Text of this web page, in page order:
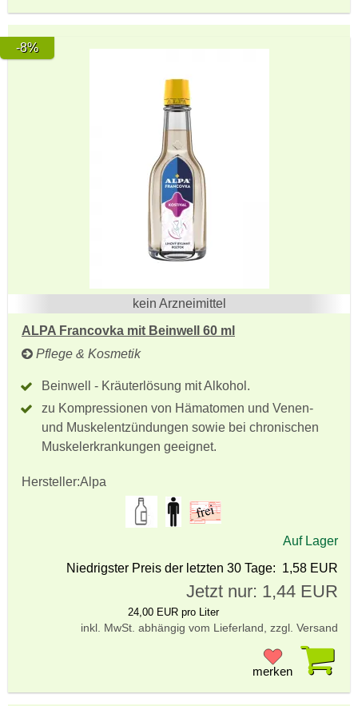
-8%
kein Arzneimittel
ALPA Francovka mit Beinwell 60 ml
Pflege & Kosmetik
Beinwell - Kräuterlösung mit Alkohol.
zu Kompressionen von Hämatomen und Venen-
und Muskelentzündungen sowie bei chronischen
Muskelerkrankungen geeignet.
Hersteller:Alpa
Auf Lager
Niedrigster Preis der letzten 30 Tage: 1,58 EUR
Jetzt nur: 1,44 EUR
24,00 EUR pro Liter
inkl. MwSt. abhängig vom Lieferland, zzgl. Versand
merken